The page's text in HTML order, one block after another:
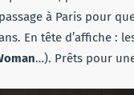
à Paris pour
En tête d’affiche :
…). Prêts pour